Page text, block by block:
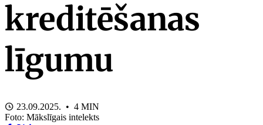
kreditēšanas
līgumu
23.09.2025. • 4 MIN
Foto: Mākslīgais intelekts